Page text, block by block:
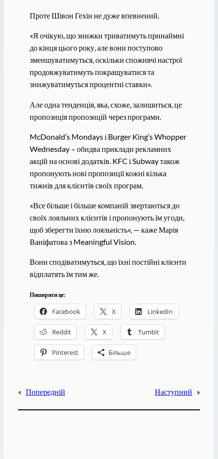
Проте Шівон Гехін не дуже впевнений.
«Я очікую, що знижки триватимуть принаймні
до кінця цього року, але вони поступово
зменшуватимуться, оскільки споживчі настрої
продовжуватимуть покращуватися та
знижуватимуться процентні ставки».
Але одна тенденція, яка, схоже, залишиться, це
пропозиція пропозицій через програми.
McDonald’s Mondays і Burger King’s Whopper
Wednesday – обидва приклади рекламних
акцій на основі додатків. KFC і Subway також
пропонують нові пропозиції кожні кілька
тижнів для клієнтів своїх програм.
«Все більше і більше компаній звертаються до
своїх лояльних клієнтів і пропонують їм угоди,
щоб зберегти їхню лояльність», — каже Марія
Ваніфатова з Meaningful Vision.
Вони сподіватимуться, що їхні постійні клієнти
відплатять їм тим же.
Поширити це:
Facebook X LinkedIn
Reddit X Tumblr
Pinterest Більше
« Попередній Наступний »